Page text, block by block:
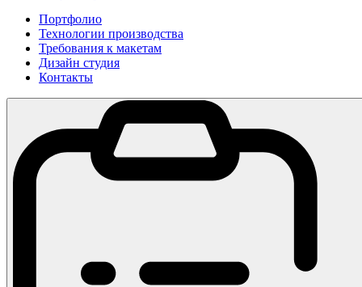
Портфолио
Технологии производства
Требования к макетам
Дизайн студия
Контакты